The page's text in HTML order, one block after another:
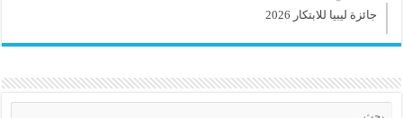
جائزة ليبيا للابتكار 2026